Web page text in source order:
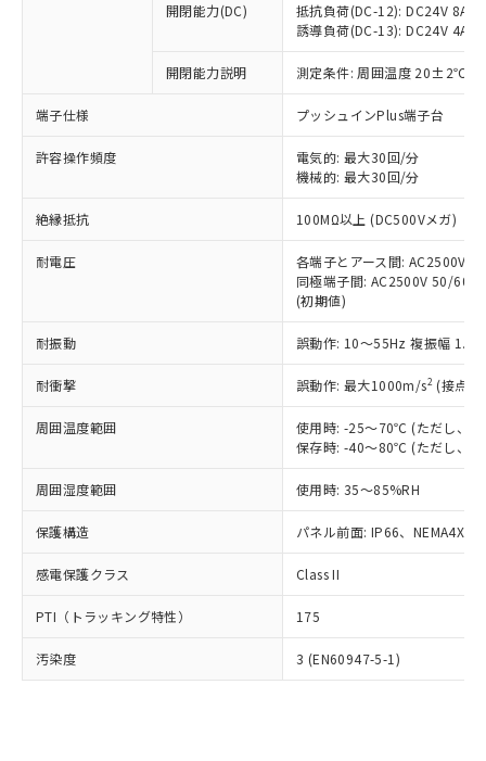
開閉能力(DC)
抵抗負荷(DC-12): DC24V 8A/
誘導負荷(DC-13): DC24V 4A/
開閉能力説明 測定条件: 周囲温度 20±2℃、
端子仕様 プッシュインPlus端子台
許容操作頻度
電気的: 最大30回/分
機械的: 最大30回/分
絶縁抵抗 100MΩ以上 (DC500Vメガ)
耐電圧
各端子とアース間: AC2500V
同極端子間: AC2500V 50/
(初期値)
耐振動 誤動作: 10～55Hz 複振幅
耐衝撃 誤動作: 最大1000m/s2 (接点
周囲温度範囲
使用時: -25～70℃ (ただし、氷
保存時: -40～80℃ (ただし、氷
周囲湿度範囲 使用時: 35～85%RH
保護構造 パネル前面: IP66、NEMA4X,
感電保護クラス Class II
PTI（トラッキング特性） 175
汚染度 3 (EN60947-5-1)
以下の条件をお読みいただき、同意のうえ
ご利用ください。
本サービスは、当社制御機器事業取扱
商品の当社在庫状況および標準価格
(税抜)を提供させていただくもので
当社制御機器事業取扱商品の中には、
本サービスの対象外となる商品もある
ことをご了承ください。
在庫状況および標準価格照会結果は、
記載している更新日時点での社内デー
タに基づき作成されるものであり、閲
覧された時点での実際の在庫および標
準価格とは異なる場合があることをご
正式な納期状況および標準価格はお客
様のお取引先、またはお客様担当のオ
ムロン制御機器販売店・当社販売員に
オムロン制御機器販売店や当社販売拠
販売ネットワーク
」をご確認
在庫状況および標準価格結果を当社の
事前の承諾なく第三者に漏洩または開
示しないようお願いします。
マイパーツ機能（部品リスト作成サー
ビス）をご利用いただくには、I-Web
対応予定なし：EU RoHS指令（10物質）の
非含有に非対応の商品で、対応品を出す予
調査・確認中：EU RoHS指令（10物質）の
非含有の対応状況を調査中または確認中の
商品です。
非該当品：ライセンス料など無形物で、有
害物質有無と関係のない商品です。
仕入先様の事情により、非含有部品として
いたものが、含有品と判明した場合などや
むを得ず変更することがあります。
鉛(Pb) 1000ppm以下、 水銀(Hg) 1000ppm以下、 カド
六価クロム(Cr(Ⅵ)) 1000ppm以下、ポリ臭化ビフェニル
類(PBB) 1000ppm以下、ポリ臭化ジフェニルエーテル類
ルベンジル（BBP） 1000ppm以下、フタル酸ジブチル
（DBP） 1000ppm以下、フタル酸ジイソブチル
但し、RoHS指令で産業用監視および制御機器に対する
適用除外項目は除く。
フタル酸エステル類の４物質については閾値を超える意
図的な使用がないことを確認しています。
部品在庫の切り替え状況などにより、予定
月が前後することがあります。
「○」：最大均質材料含有率が中国RoHSの
基準値以下であることを示します。
「×」：最大均質材料含有率が中国RoHSの
基準値を超えていることを示します。
「－」：未確認です。当社販売部門へお問
*中国RoHS10物質の基準値 (GB/T26572)：
Pb(鉛) :1000ppm、 Hg(水銀) : 1000ppm、 Cd(カドミウ
Cr(Ⅵ)(六価クロム) : 1000ppm、 PBBs(ポリ臭化ビフェ
ニル類) : 1000ppm、 PBDEs(ポリ臭化ジフェニルエーテ
ル類) : 1000ppm、
DBP(フタル酸ジブチル) : 1000ppm、 DIBP(フタル酸ジ
イソブチル) : 1000ppm、 BBP(フタル酸ブチルベンジ
DEHP(フタル酸ビス(2-エチルヘキシル)) : 1000ppm
「ｅ」：有害物質（10物質）のすべてが基
準値以下であることを示します。
「10」：通常の使用状況下において有害物
質が外部に漏えいし、環境に深刻な影響を
及ぼさない年数を意味します。
当社は、これら貴社製品のうち、外国
為替および外国貿易法に定める商品
（以下｢規制貨物等」という）を輸出
または国外への提供する場合は、日本
国政府の輸出許可(または役務取引許
可)を取得するなどの必要な手続きを
当社は規制貨物を破棄する場合は、完
全に破砕するなど、違法に輸出されな
いよう必要な手段を講じます。
当社は貴社製品を、核兵器、ミサイ
ル、化学兵器、生物兵器またはその他
武器並びにこれらの製造装置等に一切
当社は、貴社製品を第三者に販売する
場合は、上記1、2および3の内容を当
該第三者に通知します。また当社は、
販売先および販売に係わる関係者が違
法に輸出するおそれがある場合は、取
り引きをいたしません。
一定数以上の在庫あり
一定数には満たないが在庫あり
在庫なし(最新の在庫状況につ
いては、お客様のお取引先、ま
たはお客様担当のオムロン制御
機器販売店・当社販売員にご確
受注生産機種、また在庫状況の
情報を公開していない機種